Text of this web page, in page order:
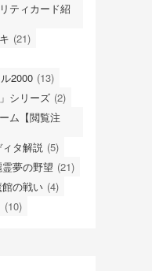
ティカード紹
(21)
2000 (13)
シリーズ (2)
ム【閲覧注
ィタ解説 (5)
夢の野望 (21)
館の戦い (4)
(10)